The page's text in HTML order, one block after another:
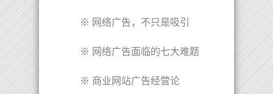
※ 网络广告，不只是吸引
※ 网络广告面临的七大难题
※ 商业网站广告经营论